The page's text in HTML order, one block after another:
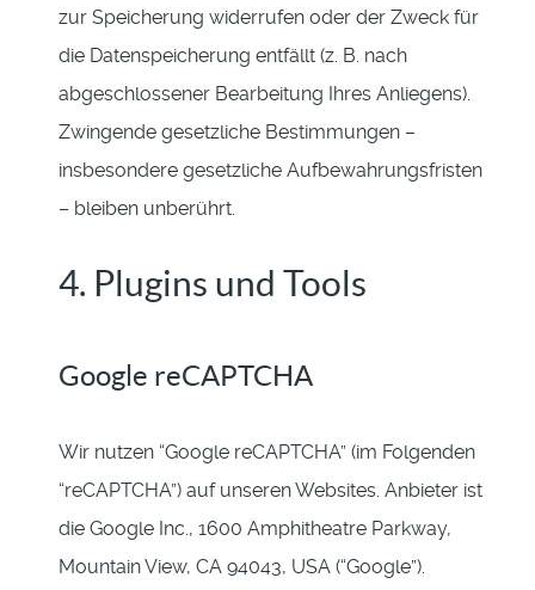
zur Speicherung widerrufen oder der Zweck für
die Datenspeicherung entfällt (z. B. nach
abgeschlossener Bearbeitung Ihres Anliegens).
Zwingende gesetzliche Bestimmungen –
insbesondere gesetzliche Aufbewahrungsfristen
– bleiben unberührt.
4. Plugins und Tools
Google reCAPTCHA
Wir nutzen “Google reCAPTCHA” (im Folgenden
“reCAPTCHA”) auf unseren Websites. Anbieter ist
die Google Inc., 1600 Amphitheatre Parkway,
Mountain View, CA 94043, USA (“Google”).